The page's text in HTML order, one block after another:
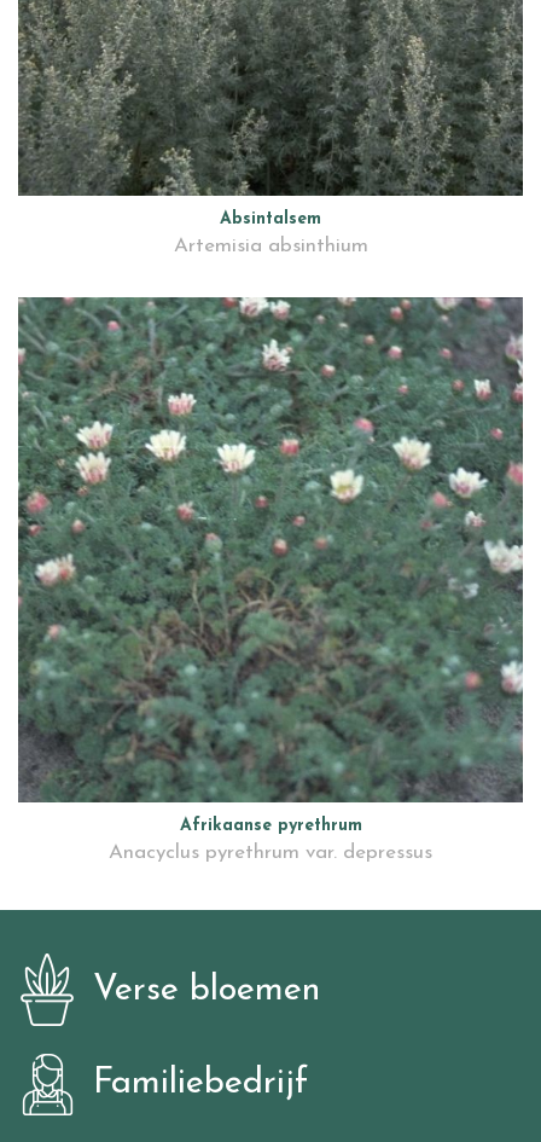
Absintalsem
Artemisia absinthium
Afrikaanse pyrethrum
Anacyclus pyrethrum var. depressus
Verse bloemen
Familiebedrijf